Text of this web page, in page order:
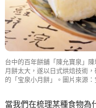
台中的百年餅舖「陳允寶泉」
月餅太大，遂以日式烘焙技術
的「宝泉小月餅」。圖片來源
當我們在梳理某種食物為